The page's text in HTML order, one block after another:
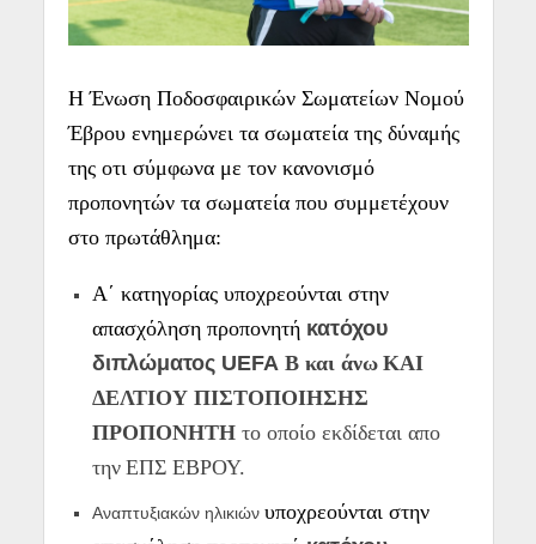
Η Ένωση Ποδοσφαιρικών Σωματείων Νομού
Έβρου ενημερώνει τα σωματεία της δύναμής
της οτι σύμφωνα με τον κανονισμό
προπονητών τα σωματεία που συμμετέχουν
στο πρωτάθλημα:
Α΄ κατηγορίας υποχρεούνται στην
απασχόληση προπονητή κατόχου
διπλώματος UEFA B και άνω ΚΑΙ
ΔΕΛΤΙΟΥ ΠΙΣΤΟΠΟΙΗΣΗΣ
ΠΡΟΠΟΝΗΤΗ το οποίο εκδίδεται απο
την ΕΠΣ ΕΒΡΟΥ.
Αναπτυξιακών ηλικιών υποχρεούνται στην